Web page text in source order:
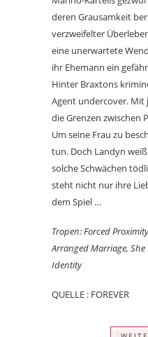
deren Grausamkeit
verzweifelter
eine unerwartete
ihr Ehemann ein
Hinter Braxtons
Agent undercover. Mit
die Grenzen zwischen
Um seine Frau zu
tun. Doch Landyn
solche Schwächen
steht nicht nur ihre
dem Spiel …
Tropen: Forced
Arranged Marriage,
Identity
QUELLE : FOREVER